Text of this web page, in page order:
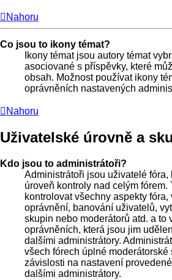
Nahoru
Co jsou to ikony témat?
Ikony témat jsou autory témat
asociované s příspěvky, které
obsah. Možnost používat ikony
oprávněních nastavených
Nahoru
Uživatelské úrovně a
Kdo jsou to administrátoři?
Administrátoři jsou uživatelé fóra,
úroveň kontroly nad celým fórem.
kontrolovat všechny aspekty
oprávnění, banování uživatelů,
skupin nebo moderátorů atd. a to
oprávněních, která jsou jim
dalšími administrátory.
všech fórech úplné moderátorské
závislosti na nastavení
dalšími administrátory.